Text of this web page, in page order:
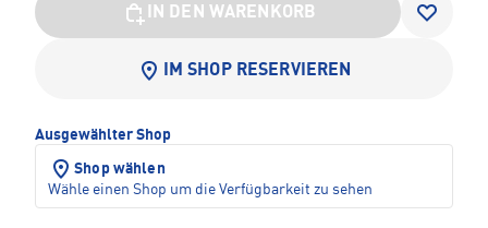
IN DEN WARENKORB
IM SHOP RESERVIEREN
Ausgewählter Shop
Shop wählen
Wähle einen Shop um die Verfügbarkeit zu sehen